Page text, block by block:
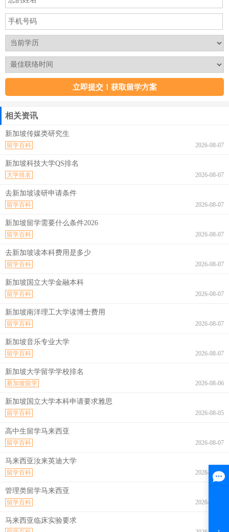
相关资讯
新加坡传媒类研究生
2026-08-07
留学百科
新加坡科技大学QS排名
2026-08-07
大学排名
去新加坡读研申请条件
2026-08-07
留学百科
新加坡留学需要什么条件2026
2026-08-07
留学百科
去新加坡读本科费用是多少
2026-08-07
留学百科
新加坡国立大学金融本科
2026-08-07
留学百科
新加坡南洋理工大学读博士费用
2026-08-07
留学百科
新加坡音乐专业大学
2026-08-07
留学百科
新加坡大学留学学校排名
2026-08-06
新加坡留学
新加坡国立大学本科申请要求雅思
2026-08-05
留学百科
高中生留学马来西亚
2026-08-07
留学百科
马来西亚汝来英迪大学
2026-08-07
留学百科
管理类留学马来西亚
2026-08-07
留学百科
马来西亚临床实验要求